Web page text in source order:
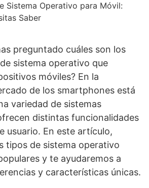
Sistema Operativo para Móvil:
Saber
preguntado cuáles son los
sistema operativo que
móviles? En la
de los smartphones está
variedad de sistemas
distintas funcionalidades
usuario. En este artículo,
tipos de sistema operativo
y te ayudaremos a
y características únicas.